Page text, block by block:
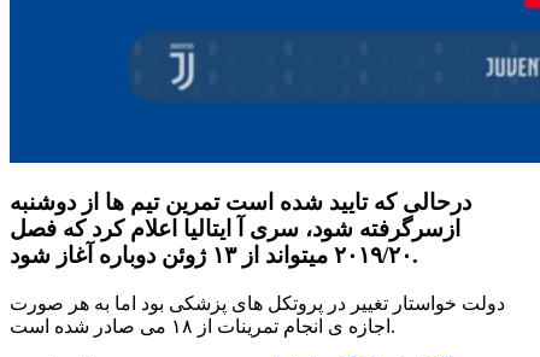
درحالی که تایید شده است تمرین تیم ها از دوشنبه
ازسرگرفته شود، سری آ ایتالیا اعلام کرد که فصل
۲۰۱۹/۲۰ میتواند از ۱۳ ژوئن دوباره آغاز شود.
دولت خواستار تغییر در پروتکل های پزشکی بود اما به هر صورت
اجازه ی انجام تمرینات از ۱۸ می صادر شده است.